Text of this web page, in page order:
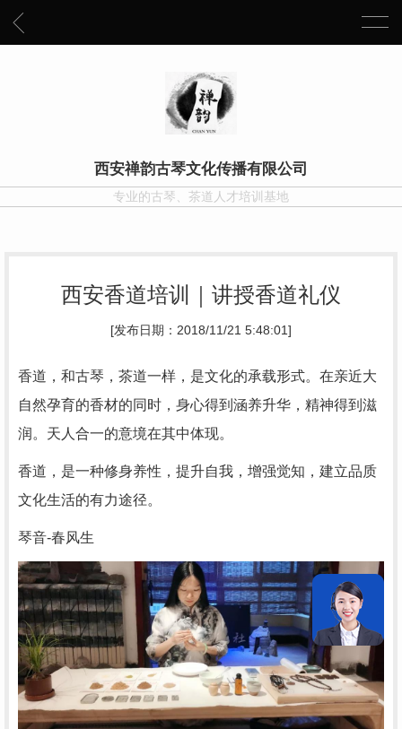
西安禅韵古琴文化传播有限公司
专业的古琴、茶道人才培训基地
西安香道培训｜讲授香道礼仪
[发布日期：2018/11/21 5:48:01]
香道，和古琴，茶道一样，是文化的承载形式。在亲近大
自然孕育的香材的同时，身心得到涵养升华，精神得到滋
润。天人合一的意境在其中体现。
香道，是一种修身养性，提升自我，增强觉知，建立品质
文化生活的有力途径。
琴音-春风生